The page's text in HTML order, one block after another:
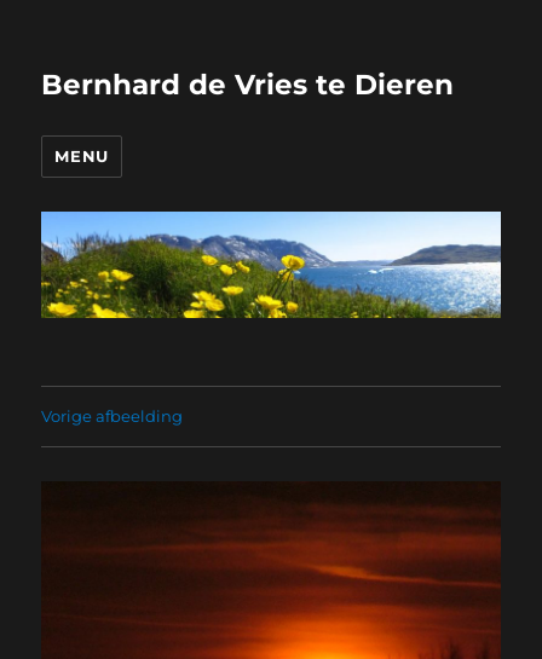
Bernhard de Vries te Dieren
MENU
Vorige afbeelding